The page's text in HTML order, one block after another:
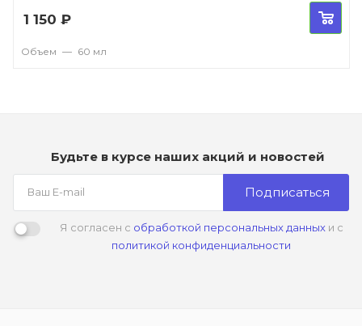
1 150 ₽
Объем — 60 мл
Будьте в курсе наших акций и новостей
Подписаться
Я согласен с обработкой персональных данныхи с
политикой конфиденциальности